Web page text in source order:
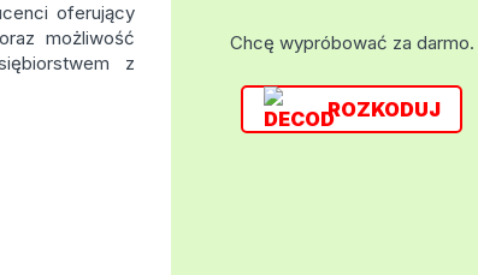
oferujący
możliwość
z
Chcę wypróbować za darmo.
ROZKODUJ